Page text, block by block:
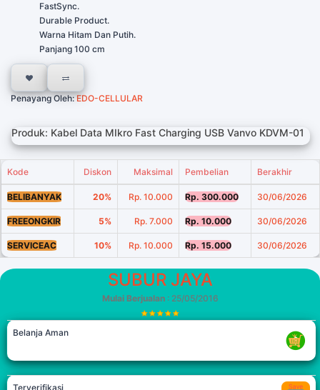
FastSync.
Durable Product.
Warna Hitam Dan Putih.
Panjang 100 cm
Penayang Oleh:EDO-CELLULAR
Produk: Kabel Data MIkro Fast Charging USB Vanvo KDVM-01
Kode Diskon Maksimal Pembelian Berakhir
BELIBANYAK 20% Rp. 10.000 Rp. 300.000 30/06/2026
FREEONGKIR 5% Rp. 7.000 Rp. 10.000 30/06/2026
SERVICEAC 10% Rp. 10.000 Rp. 15.000 30/06/2026
SUBUR JAYA
Mulai Berjualan: 25/05/2016
Belanja Aman
Terverifikasi